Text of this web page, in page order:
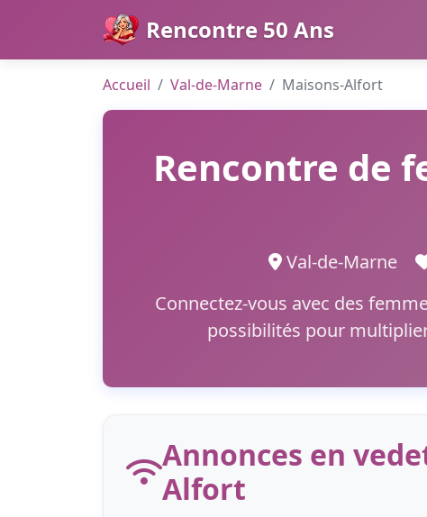
Rencontre 50 Ans
Accueil Val-de-Marne Maisons-Alfort
Rencontre de
Val-de-Marne
Connectez-vous avec des
possibilités pour
Annonces en
Alfort